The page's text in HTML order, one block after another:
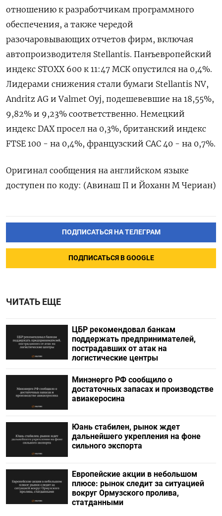
отношению ⁠к разработчикам программного
обеспечения, а ⁠также чередой
разочаровывающих отчетов фирм, включая
‌автопроизводителя Stellantis. Панъевропейский
индекс STOXX ‍600 к 11:‌47 МСК опустился на 0,​4%.
Лидерами снижения стали бумаги Stellantis NV,
Andritz AG и ⁠Valmet Oyj, ‍подешевевшие на 18,55​%,
9,‌82% и 9,23% соответственно. Немецкий
индекс DAX просел на 0,3%, британский индекс
FTSE 100 - на ‍0,4%, ‍французский CAC 40 - на 0,7%.
Оригинал ‍сообщения на английском языке
доступен по коду: (⁠Авинаш П и Йоханн М Чериан)
ПОДПИСАТЬСЯ НА ТЕЛЕГРАМ
ПОДПИСАТЬСЯ В GOOGLE
ЧИТАТЬ ЕЩЕ
ЦБР рекомендовал банкам
поддержать предпринимателей,
пострадавших от атак на
логистические центры
Минэнерго РФ сообщило о
достаточных запасах и производстве
авиакеросина
Юань стабилен, рынок ждет
дальнейшего укрепления на фоне
сильного экспорта
Европейские акции в небольшом
плюсе: рынок следит за ситуацией
вокруг Ормузского пролива,
статданными